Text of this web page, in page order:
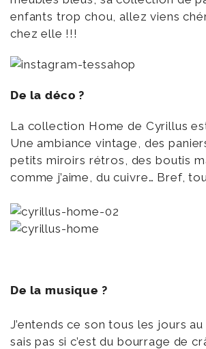
enfants trop chou, allez viens
chez elle !!!
De la déco ?
La collection Home de Cyrillus
Une ambiance vintage, des
petits miroirs rétros, des boutis
comme j’aime, du cuivre… Bref,
De la musique ?
J’entends ce son tous les jours
sais pas si c’est du bourrage de